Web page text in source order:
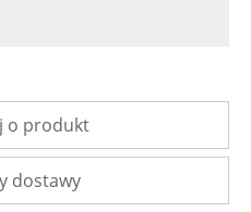
o produkt
dostawy